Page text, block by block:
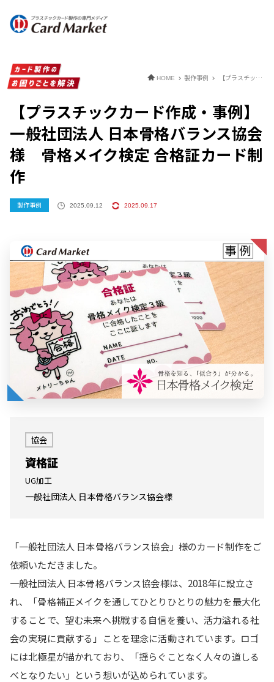
HOME 製作事例 【プラスチックカード作成・事例】一般社団法人 日本骨格バランス協会様 骨格メイク検定 合格証カード制作
【プラスチックカード作成・事例】
一般社団法人 日本骨格バランス協会
様 骨格メイク検定 合格証カード制
作
製作事例 2025.09.12 2025.09.17
協会
資格証
UG加工
一般社団法人 日本骨格バランス協会様
「一般社団法人 日本骨格バランス協会」様のカード制作をご
依頼いただきました。
一般社団法人 日本骨格バランス協会様は、2018年に設立さ
れ、「骨格補正メイクを通してひとりひとりの魅力を最大化
することで、望む未来へ挑戦する自信を養い、活力溢れる社
会の実現に貢献する」ことを理念に活動されています。ロゴ
には北極星が描かれており、「揺らぐことなく人々の道しる
べとなりたい」という想いが込められています。